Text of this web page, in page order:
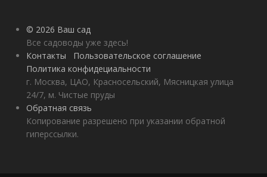
© 2026 Ваш сад
Все садоводы уже здесь!
Контакты
Пользовательское соглашение
Политика конфидециальности
г. Москва, ЦАО, Красносельский, Мясницкая улица
24/7, м. Чистые пруды
Обратная связь
Копирование разрешено при указании обратной
гиперссылки.